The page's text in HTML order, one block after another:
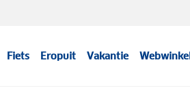
Fiets Eropuit Vakantie